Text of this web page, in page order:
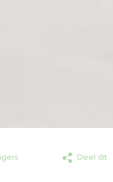
Deel dit